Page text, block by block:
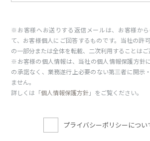
※お客様へお送りする返信メールは、お客様か
て、お客様個人にご回答するものです。当社の許
の一部分または全体を転載、二次利用することはご
※お客様の個人情報は、当社の個人情報保護方針
の承諾なく、業務遂行上必要のない第三者に開示
ません。
詳しくは「個人情報保護方針」をご覧ください。
プライバシーポリシーについ